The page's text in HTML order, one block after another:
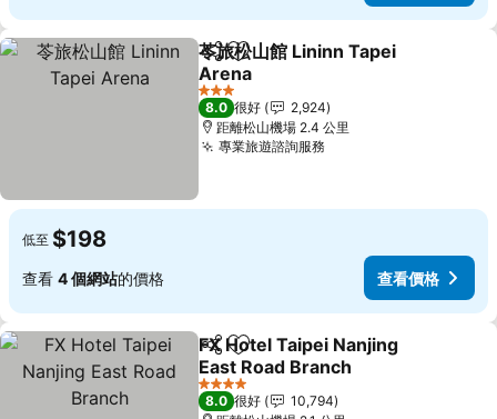
分享 放到收藏夾
苓旅松山館 Lininn Tapei
Arena
3 星級
8.0 很好
2,924
距離松山機場 2.4 公里
專業旅遊諮詢服務
低至 $198
查看 4 個網站的價格 查看價格
分享 放到收藏夾
FX Hotel Taipei Nanjing
East Road Branch
4 星級
8.0 很好
10,794